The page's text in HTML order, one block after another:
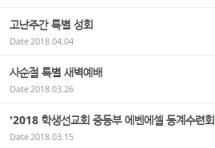
고난주간 특별 성회
Date2018.04.04
사순절 특별 새벽예배
Date2018.03.26
'2018 학생선교회 중등부 에벤에셀 동계수련회
Date2018.03.15